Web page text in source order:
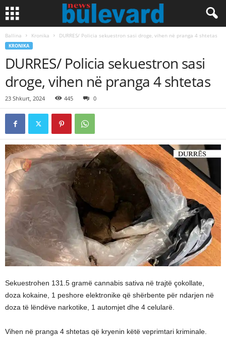
Ballina Kronika DURRES/ Policia sekuestron sasi droge, vihen në pranga 4 shtetas
KRONIKA
DURRES/ Policia sekuestron sasi
droge, vihen në pranga 4 shtetas
23 Shkurt, 2024 445 0
Sekuestrohen 131.5 gramë cannabis sativa në trajtë çokollate,
doza kokaine, 1 peshore elektronike që shërbente për ndarjen në
doza të lëndëve narkotike, 1 automjet dhe 4 celularë.
Vihen në pranga 4 shtetas që kryenin këtë veprimtari kriminale.